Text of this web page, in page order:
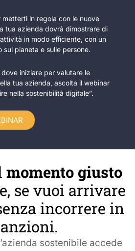
in regola con le nuove
tua azienda dovrà dimostrare di
in modo efficiente, con un
sul pianeta e sulle persone.
dove iniziare per valutare le
tua azienda, ascolta il webinar
nella sostenibilità digitale”.
momento giusto
se vuoi arrivare
incorrere in
sostenibile accede